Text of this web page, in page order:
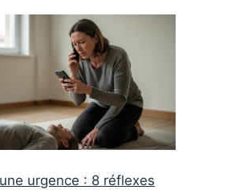
urgence : 8 réflexes